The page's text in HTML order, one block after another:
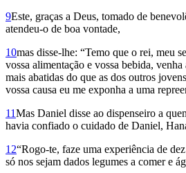
9Este, graças a Deus, tomado de
atendeu-o de boa vontade,
10mas disse-lhe: “Temo que o rei, meu
vossa alimentação e vossa bebida,
mais abatidas do que as dos outros
vossa causa eu me exponha a uma
11Mas Daniel disse ao dispenseiro a
havia confiado o cuidado de Daniel,
12“Rogo-te, faze uma experiência de
só nos sejam dados legumes a comer e